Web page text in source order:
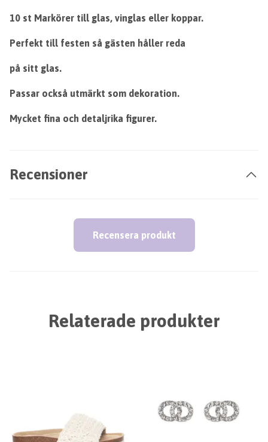
10 st Markörer till glas, vinglas eller koppar.
Perfekt till festen så gästen håller reda
på sitt glas.
Passar också utmärkt som dekoration.
Mycket fina och detaljrika figurer.
Recensioner
Recensera produkt
Relaterade produkter